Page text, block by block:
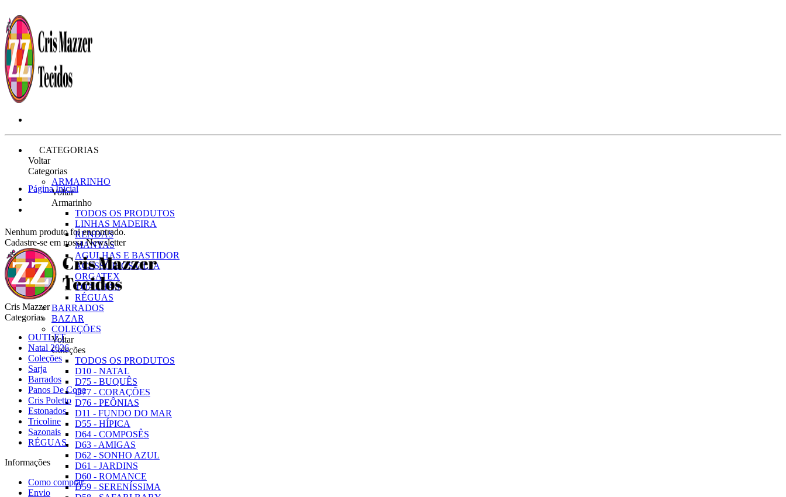
CATEGORIAS
Voltar
Categorias
ARMARINHO
Voltar
Armarinho
TODOS OS PRODUTOS
LINHAS MADEIRA
RENDAS
MANTAS
AGULHAS E BASTIDOR
ACESSÓRIOS OLFA
ORGATEX
TOALHAS
RÉGUAS
BARRADOS
BAZAR
COLEÇÕES
Voltar
Coleções
TODOS OS PRODUTOS
D10 - NATAL
D75 - BUQUÊS
D77 - CORAÇÕES
D76 - PEÔNIAS
D11 - FUNDO DO MAR
D55 - HÍPICA
D64 - COMPOSÊS
D63 - AMIGAS
D62 - SONHO AZUL
D61 - JARDINS
D60 - ROMANCE
D59 - SERENÍSSIMA
Página Inicial
Nenhum produto foi encontrado.
Cadastre-se em nossa Newsletter
Cris Mazzer
Categorias
OUTLET
Natal 2026
Coleções
Sarja
Barrados
Panos De Copa
Cris Poletto
Estonados
Tricoline
Sazonais
RÉGUAS
Informações
Como comprar
Envio